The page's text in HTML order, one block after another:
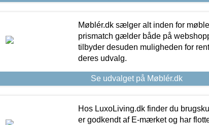
Møblér.dk sælger alt inden for
prismatch gælder både på
tilbyder desuden muligheden for
deres udvalg.
Se udvalget på Møblér.dk
Hos LuxoLiving.dk finder du
er godkendt af E-mærket og har